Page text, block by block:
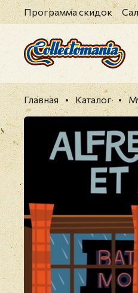
Программа скидок
Главная Каталог